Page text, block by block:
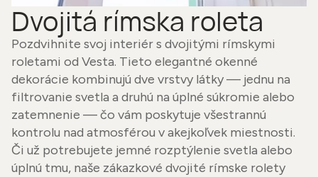
Dvojitá rímska roleta
Pozdvihnite svoj interiér s dvojitými rímskymi
roletami od Vesta. Tieto elegantné okenné
dekorácie kombinujú dve vrstvy látky — jednu na
filtrovanie svetla a druhú na úplné súkromie alebo
zatemnenie — čo vám poskytuje všestrannú
kontrolu nad atmosférou v akejkoľvek miestnosti.
Či už potrebujete jemné rozptýlenie svetla alebo
úplnú tmu, naše zákazkové dvojité rímske rolety